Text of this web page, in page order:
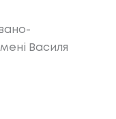
Василя